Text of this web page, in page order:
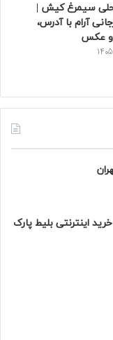
سیمرغ کیش |
آرام با آدرس،
و عکس
اینترنتی بلیط پارک